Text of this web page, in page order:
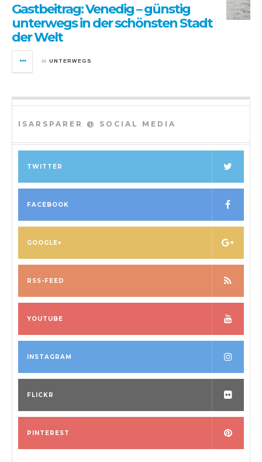
Gastbeitrag: Venedig – günstig
unterwegs in der schönsten Stadt
der Welt
in UNTERWEGS
ISARSPARER @ SOCIAL MEDIA
TWITTER
FACEBOOK
GOOGLE+
RSS-FEED
YOUTUBE
INSTAGRAM
FLICKR
PINTEREST